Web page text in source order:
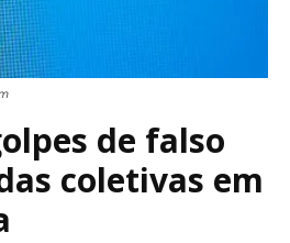
de falso
coletivas em